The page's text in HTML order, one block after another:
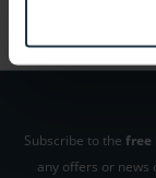
Folgende Infos
Subscribe to the free
any offers or news